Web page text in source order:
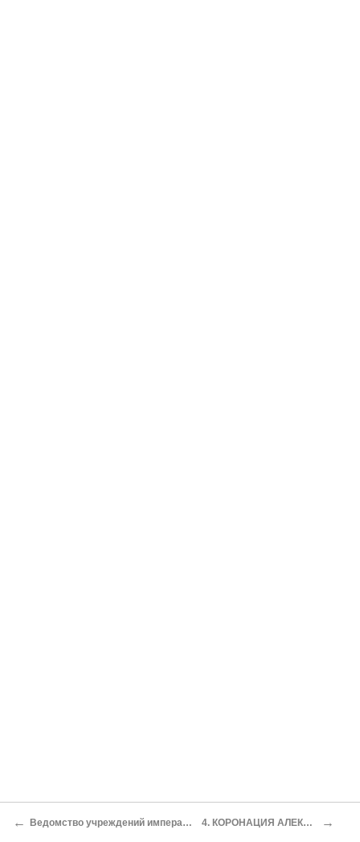
← Ведомство учреждений императрицы Марии 4. КОРОНАЦИЯ АЛЕКСАНДРА III →